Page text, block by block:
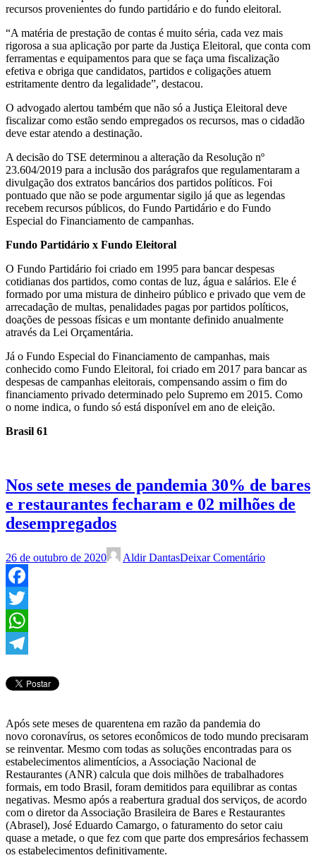
recursos provenientes do fundo partidário e do fundo eleitoral.
“A matéria de prestação de contas é muito séria, cada vez mais
rigorosa a sua aplicação por parte da Justiça Eleitoral, que conta com
ferramentas e equipamentos para que se faça uma fiscalização
efetiva e obriga que candidatos, partidos e coligações atuem
estritamente dentro da legalidade”, destacou.
O advogado alertou também que não só a Justiça Eleitoral deve
fiscalizar como estão sendo empregados os recursos, mas o cidadão
deve estar atendo a destinação.
A decisão do TSE determinou a alteração da Resolução nº
23.604/2019 para a inclusão dos parágrafos que regulamentaram a
divulgação dos extratos bancários dos partidos políticos. Foi
pontuado que não se pode argumentar sigilo já que as legendas
recebem recursos públicos, do Fundo Partidário e do Fundo
Especial do Financiamento de campanhas.
Fundo Partidário x Fundo Eleitoral
O Fundo Partidário foi criado em 1995 para bancar despesas
cotidianas dos partidos, como contas de luz, água e salários. Ele é
formado por uma mistura de dinheiro público e privado que vem de
arrecadação de multas, penalidades pagas por partidos políticos,
doações de pessoas físicas e um montante definido anualmente
através da Lei Orçamentária.
Já o Fundo Especial do Financiamento de campanhas, mais
conhecido como Fundo Eleitoral, foi criado em 2017 para bancar as
despesas de campanhas eleitorais, compensando assim o fim do
financiamento privado determinado pelo Supremo em 2015. Como
o nome indica, o fundo só está disponível em ano de eleição.
Brasil 61
Nos sete meses de pandemia 30% de bares
e restaurantes fecharam e 02 milhões de
desempregados
26 de outubro de 2020 Aldir DantasDeixar Comentário
Facebook
Twitter
WhatsApp
Após sete meses de quarentena em razão da pandemia do
novo coronavírus, os setores econômicos de todo mundo precisaram
se reinventar. Mesmo com todas as soluções encontradas para os
estabelecimentos alimentícios, a Associação Nacional de
Restaurantes (ANR) calcula que dois milhões de trabalhadores
formais, em todo Brasil, foram demitidos para equilibrar as contas
negativas. Mesmo após a reabertura gradual dos serviços, de acordo
com o diretor da Associação Brasileira de Bares e Restaurantes
(Abrasel), José Eduardo Camargo, o faturamento do setor caiu
quase a metade, o que fez com que parte dos empresários fechassem
os estabelecimentos definitivamente.